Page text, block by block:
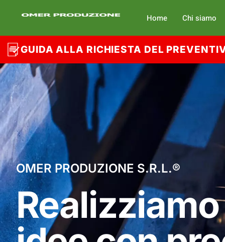
Home Chi siamo
GUIDA ALLA RICHIESTA DEL
OMER PRODUZIONE S.R.L.®